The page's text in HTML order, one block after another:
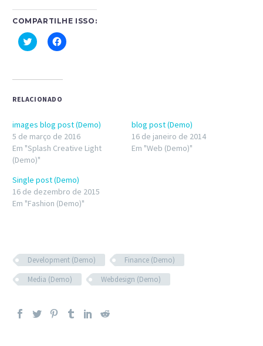
COMPARTILHE ISSO:
Clique
para
em
Clique
para
em
RELACIONADO
images blog post (Demo)
5 de março de 2016
Em "Splash Creative Light
(Demo)"
blog post (Demo)
16 de janeiro de 2014
Em "Web (Demo)"
Single post (Demo)
16 de dezembro de 2015
Em "Fashion (Demo)"
Development (Demo)
Finance (Demo)
Media (Demo)
Webdesign (Demo)